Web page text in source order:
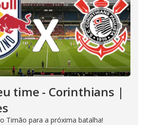
time - Corinthians |
Timão para a próxima batalha!